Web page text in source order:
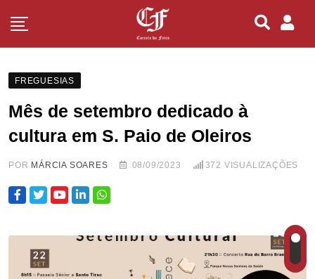
FREGUESIAS
Mês de setembro dedicado à
cultura em S. Paio de Oleiros
POR MÁRCIA SOARES 08/09/2023 372 VISUALIZAÇÕES